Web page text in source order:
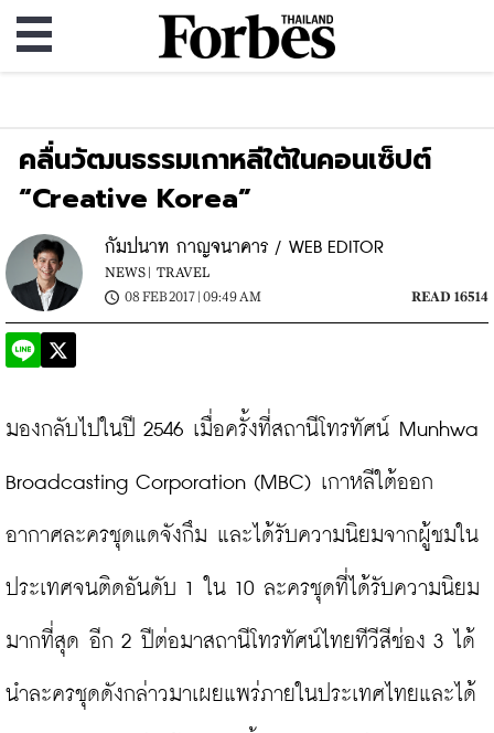
คลื่นวัฒนธรรมเกาหลีใต้ในคอนเซ็ปต์
“Creative Korea”
กัมปนาท กาญจนาคาร / WEB EDITOR
NEWS |
TRAVEL
08 FEB 2017 | 09:49 AM
READ 16514
มองกลับไปในปี 2546 เมื่อครั้งที่สถานีโทรทัศน์ Munhwa
Broadcasting Corporation (MBC) เกาหลีใต้ออก
อากาศละครชุดแดจังกึม และได้รับความนิยมจากผู้ชมใน
ประเทศจนติดอันดับ 1 ใน 10 ละครชุดที่ได้รับความนิยม
มากที่สุด อีก 2 ปีต่อมาสถานีโทรทัศน์ไทยทีวีสีช่อง 3 ได้
นำละครชุดดังกล่าวมาเผยแพร่ภายในประเทศไทยและได้